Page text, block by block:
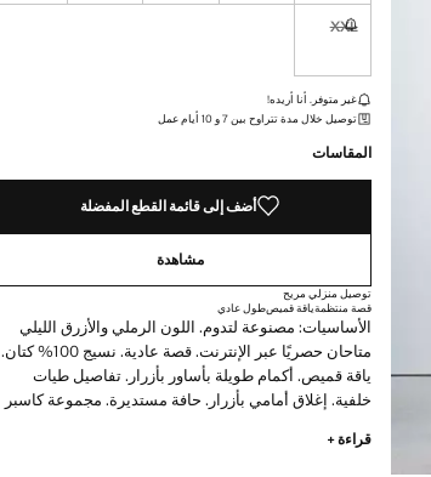
XXL
القطع الأخيرة!
غير متوفر. أنا أريده!
توصيل خلال مدة تتراوح بين 7 و 10 أيام عمل
المقاسات
أضف إلى قائمة القطع المفضلة
مشاهدة
توصيل منزلي مريح
قصة منتظمةياقة قميصطول عادي
الأساسيات: مصنوعة لتدوم. اللون الرملي والأزرق الليلي
متاحان حصريًا عبر الإنترنت. قصة عادية. نسيج 100% كتان.
ياقة قميص. أكمام طويلة بأساور بأزرار. تفاصيل طيات
خلفية. إغلاق أمامي بأزرار. حافة مستديرة. مجموعة كاسبر
قراءة +